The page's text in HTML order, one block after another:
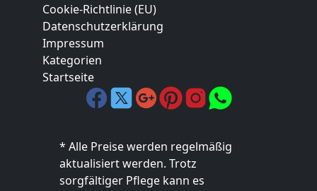
Cookie-Richtlinie (EU)
Datenschutzerklärung
Impressum
Kategorien
Startseite
* Alle Preise werden regelmäßig
aktualisiert werden. Trotz
sorgfältiger Pflege kann es